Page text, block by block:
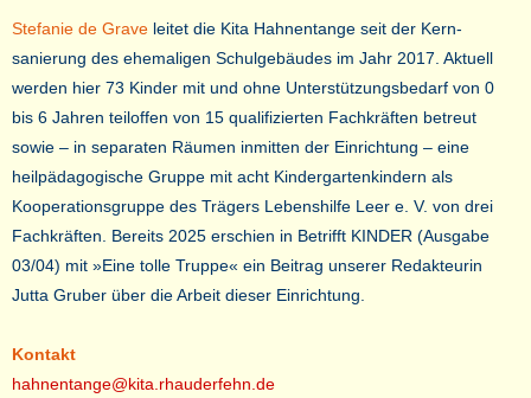
Stefanie de Grave leitet die Kita Hahnentange seit der Kern-
sanierung des ehemaligen Schulgebäudes im Jahr 2017. Aktuell
werden hier 73 Kinder mit und ohne Unterstützungsbedarf von 0
bis 6 Jahren teiloffen von 15 qualifizierten Fachkräften betreut
sowie – in separaten Räumen inmitten der Einrichtung – eine
heilpädagogische Gruppe mit acht Kindergartenkindern als
Kooperationsgruppe des Trägers Lebenshilfe Leer e. V. von drei
Fachkräften. Bereits 2025 erschien in Betrifft KINDER (Ausgabe
03/04) mit »Eine tolle Truppe« ein Beitrag unserer Redakteurin
Jutta Gruber über die Arbeit dieser Einrichtung.
Kontakt
hahnentange@kita.rhauderfehn.de